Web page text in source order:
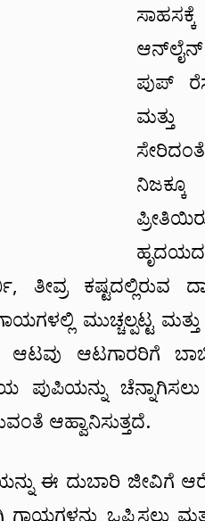
ಪುಪ್
ಮತ್ತು
ತೀವ್ರ ಕಷ್ಟದಲ್ಲಿರುವ
ಮುಚ್ಚಲ್ಪಟ್ಟ
ಆಟಗಾರರಿಗೆ
ಪುಪಿಯನ್ನು
ಆಹ್ವಾನಿಸುತ್ತದೆ.
ಈ ದುಬಾರಿ ಜೀವಿಗೆ
ಗಾಯಗಳನ್ನು ಒಪ್ಪಿಸಲು